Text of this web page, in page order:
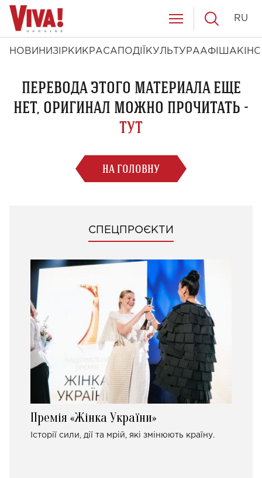
НОВИНИ ЗІРКИ КРАСА ПОДІЇ КУЛЬТУРААФІША КІНО
RU
ПЕРЕВОДА ЭТОГО МАТЕРИАЛА ЕЩЕ
НЕТ, ОРИГИНАЛ МОЖНО ПРОЧИТАТЬ -
ТУТ
НА ГОЛОВНУ
СПЕЦПРОЄКТИ
Премія «Жінка України»
Історії сили, дії та мрій, які змінюють країну.